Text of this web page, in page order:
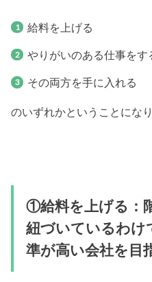
給料を上げる
やりがいのある仕事をす
その両方を手に入れる
のいずれかということになり
①給料を上げる：
紐づいているわけ
準が高い会社を目